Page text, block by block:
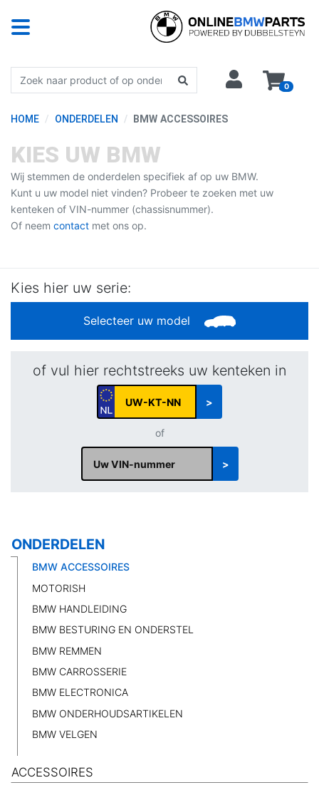
0
HOME ONDERDELEN BMW ACCESSOIRES
KIES UW BMW
Wij stemmen de onderdelen specifiek af op uw BMW.
Kunt u uw model niet vinden? Probeer te zoeken met uw
kenteken of VIN-nummer (chassisnummer).
Of neem contact met ons op.
Kies hier uw serie:
Selecteer uw model
of vul hier rechtstreeks uw kenteken in
>
of
>
ONDERDELEN
BMW ACCESSOIRES
MOTORISH
BMW HANDLEIDING
BMW BESTURING EN ONDERSTEL
BMW REMMEN
BMW CARROSSERIE
BMW ELECTRONICA
BMW ONDERHOUDSARTIKELEN
BMW VELGEN
ACCESSOIRES